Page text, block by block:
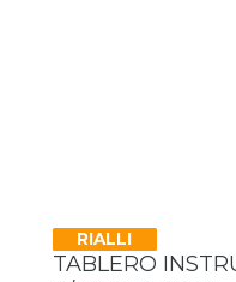
RIALLI
TABLERO